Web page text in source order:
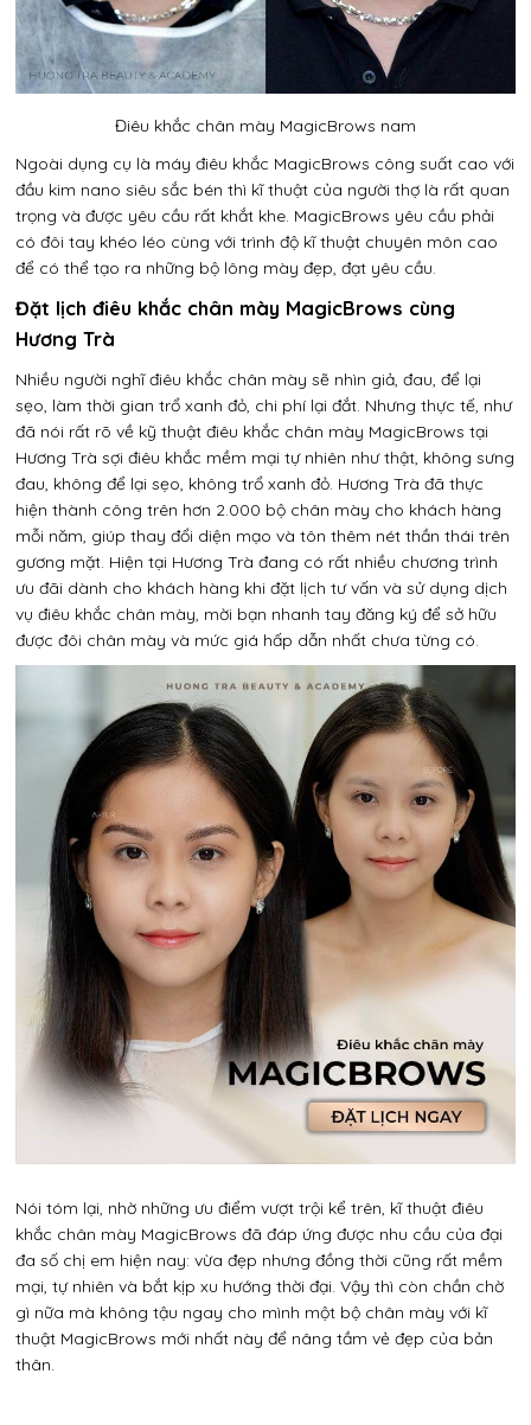
Điêu khắc chân mày MagicBrows nam
Ngoài dụng cụ là máy điêu khắc MagicBrows công suất cao với
đầu kim nano siêu sắc bén thì kĩ thuật của người thợ là rất quan
trọng và được yêu cầu rất khắt khe. MagicBrows yêu cầu phải
có đôi tay khéo léo cùng với trình độ kĩ thuật chuyên môn cao
để có thể tạo ra những bộ lông mày đẹp, đạt yêu cầu.
Đặt lịch điêu khắc chân mày MagicBrows cùng
Hương Trà
Nhiều người nghĩ điêu khắc chân mày sẽ nhìn giả, đau, để lại
sẹo, làm thời gian trổ xanh đỏ, chi phí lại đắt. Nhưng thực tế, như
đã nói rất rõ về kỹ thuật điêu khắc chân mày MagicBrows tại
Hương Trà sợi điêu khắc mềm mại tự nhiên như thật, không sưng
đau, không để lại sẹo, không trổ xanh đỏ. Hương Trà đã thực
hiện thành công trên hơn 2.000 bộ chân mày cho khách hàng
mỗi năm, giúp thay đổi diện mạo và tôn thêm nét thần thái trên
gương mặt. Hiện tại Hương Trà đang có rất nhiều chương trình
ưu đãi dành cho khách hàng khi đặt lịch tư vấn và sử dụng dịch
vụ điêu khắc chân mày, mời bạn nhanh tay đăng ký để sở hữu
được đôi chân mày và mức giá hấp dẫn nhất chưa từng có.
Nói tóm lại, nhờ những ưu điểm vượt trội kể trên, kĩ thuật điêu
khắc chân mày MagicBrows đã đáp ứng được nhu cầu của đại
đa số chị em hiện nay: vừa đẹp nhưng đồng thời cũng rất mềm
mại, tự nhiên và bắt kịp xu hướng thời đại. Vậy thì còn chần chờ
gì nữa mà không tậu ngay cho mình một bộ chân mày với kĩ
thuật MagicBrows mới nhất này để nâng tầm vẻ đẹp của bản
thân.